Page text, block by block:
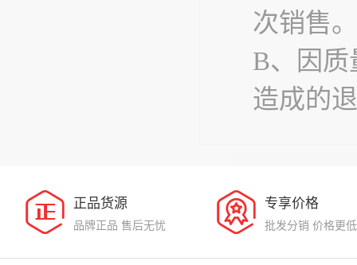
次销售。
B、因
造成的
正品货源
品牌正品 售后无忧
专享价格
批发分销 价格更低